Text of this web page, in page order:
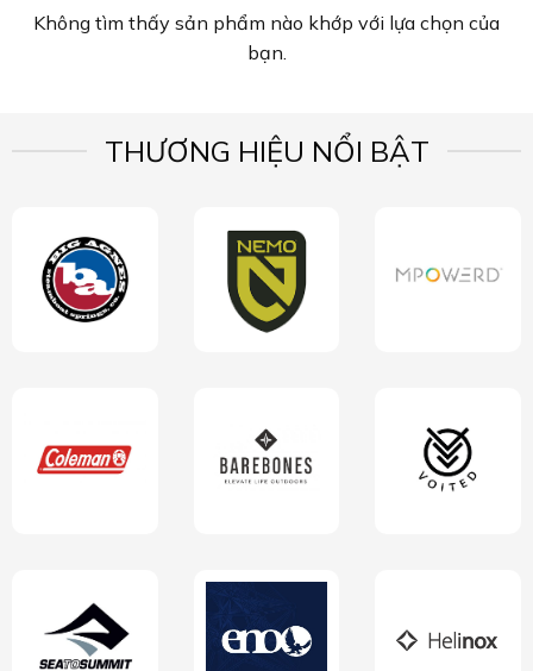
Không tìm thấy sản phẩm nào khớp với lựa chọn của
bạn.
THƯƠNG HIỆU NỔI BẬT